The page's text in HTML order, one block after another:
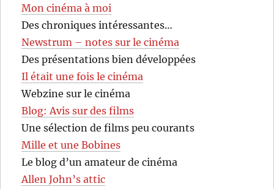
Mon cinéma à moi
Des chroniques intéressantes…
Newstrum – notes sur le cinéma
Des présentations bien développées
Il était une fois le cinéma
Webzine sur le cinéma
Blog: Avis sur des films
Une sélection de films peu courants
Mille et une Bobines
Le blog d’un amateur de cinéma
Allen John’s attic